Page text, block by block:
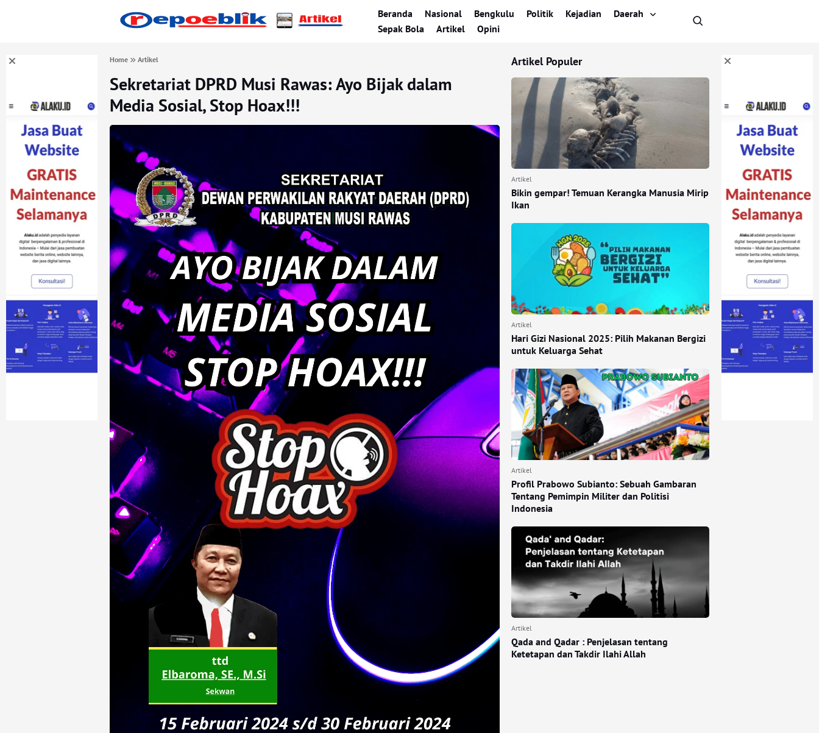
Beranda Nasional Bengkulu Politik Kejadian
Daerah
Sepak Bola
Artikel Opini
Home Artikel
Sekretariat DPRD Musi Rawas: Ayo Bijak dalam
Media Sosial, Stop Hoax!!!
Artikel Populer
Artikel
Bikin gempar! Temuan Kerangka Manusia Mirip
Ikan
Artikel
Hari Gizi Nasional 2025: Pilih Makanan Bergizi
untuk Keluarga Sehat
Artikel
Profil Prabowo Subianto: Sebuah Gambaran
Tentang Pemimpin Militer dan Politisi
Indonesia
Artikel
Qada and Qadar : Penjelasan tentang
Ketetapan dan Takdir Ilahi Allah